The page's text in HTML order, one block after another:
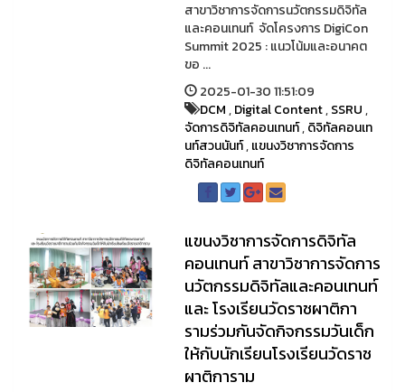
สาขาวิชาการจัดการนวัตกรรมดิจิทัล
และคอนเทนท์ จัดโครงการ DigiCon
Summit 2025 : แนวโน้มและอนาคต
ขอ ...
2025-01-30 11:51:09
DCM,Digital Content,SSRU,
จัดการดิจิทัลคอนเทนท์,ดิจิทัลคอนเท
นท์สวนนันท์,แขนงวิชาการจัดการ
ดิจิทัลคอนเทนท์
แขนงวิชาการจัดการดิจิทัล
คอนเทนท์ สาขาวิชาการจัดการ
นวัตกรรมดิจิทัลและคอนเทนท์
และ โรงเรียนวัดราชผาติกา
รามร่วมกันจัดกิจกรรมวันเด็ก
ให้กับนักเรียนโรงเรียนวัดราช
ผาติการาม